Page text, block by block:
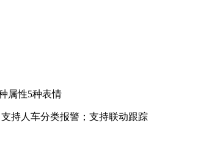
属性5种表情
持人车分类报警；支持联动跟踪